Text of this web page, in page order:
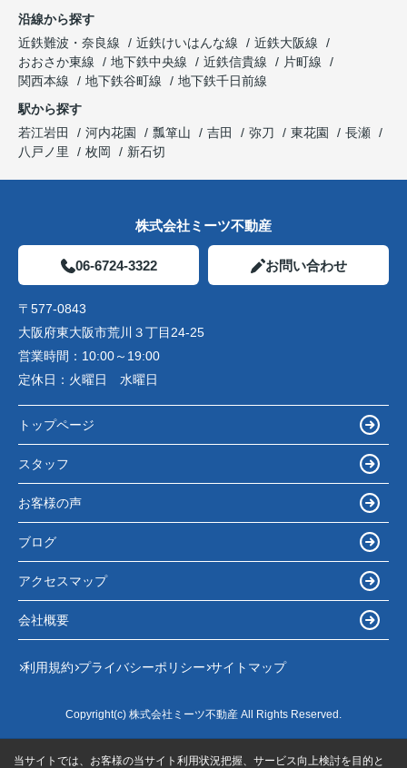
沿線から探す
近鉄難波・奈良線
近鉄けいはんな線
近鉄大阪線
おおさか東線
地下鉄中央線 近鉄信貴線
片町線
関西本線
地下鉄谷町線
地下鉄千日前線
駅から探す
若江岩田
河内花園 瓢箪山 吉田 弥刀 東花園
長瀬
八戸ノ里
枚岡 新石切
株式会社ミーツ不動産
06-6724-3322 お問い合わせ
〒577-0843
大阪府東大阪市荒川３丁目24-25
営業時間： 10:00～19:00
定休日： 火曜日 水曜日
トップページ
スタッフ
お客様の声
ブログ
アクセスマップ
会社概要
利用規約 プライバシーポリシー サイトマップ
Copyright(c) 株式会社ミーツ不動産 All Rights Reserved.
当サイトでは、お客様の当サイト利用状況把握、サービス向上検討を目的と